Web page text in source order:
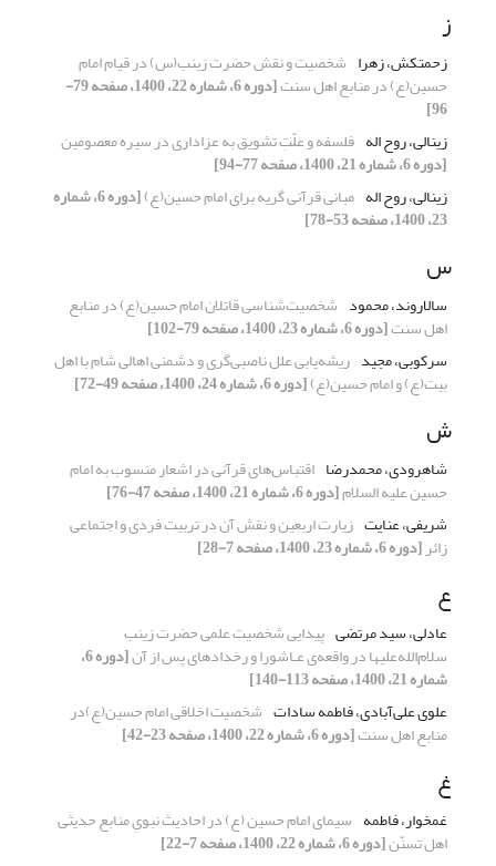
ز
زحمتکش، زهرا شخصیت و نقش حضرت زینب(س) در قیام امام
حسین(ع) در منابع اهل سنت [دوره 6، شماره 22، 1400، صفحه 79-
96]
زینالی، روح اله فلسفه و علّتِ تشویق به عزاداری در سیره معصومین
[دوره 6، شماره 21، 1400، صفحه 77-94]
زینالی، روح اله مبانی قرآنی گریه برای امام حسین(ع) [دوره 6، شماره
23، 1400، صفحه 53-78]
س
سالاروند، محمود شخصیت‌شناسی قاتلان امام حسین(ع) در منابع
اهل سنت[دوره 6، شماره 23، 1400، صفحه 79-102]
سرکوبی، مجید ریشه‌یابی علل ناصبی‌گری و دشمنی اهالی شام با اهل
بیت(ع) و امام حسین(ع)[دوره 6، شماره 24، 1400، صفحه 49-72]
ش
شاهرودی، محمدرضا اقتباس‌های قرآنی در اشعار منسوب به امام
حسین علیه السلام[دوره 6، شماره 21، 1400، صفحه 47-76]
شریفی، عنایت زیارت اربعین و نقش آن در تربیت فردی و اجتماعی
زائر[دوره 6، شماره 23، 1400، صفحه 7-28]
ع
عادلی، سید مرتضی پیدایی شخصیت علمی حضرت زینب
سلام‌الله‌علیها در واقعه‌ی عـاشورا و رخدادهای پس از آن [دوره 6،
شماره 21، 1400، صفحه 113-140]
علوی علی‌آبادی، فاطمه سادات شخصیت اخلاقی امام حسین(ع)در
منابع اهل سنت[دوره 6، شماره 22، 1400، صفحه 23-42]
غ
غمخوار، فاطمه سیمای امام حسین (ع) در احادیث نبویِ منابع حدیثی
اهل تسنّن[دوره 6، شماره 22، 1400، صفحه 7-22]